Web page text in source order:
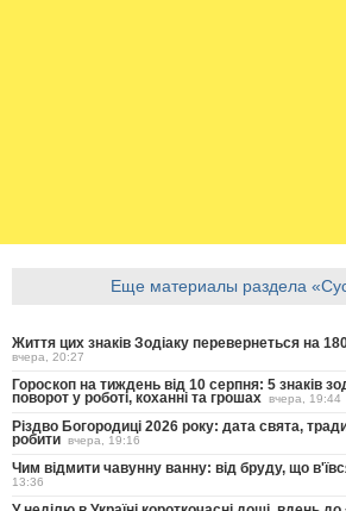
Еще материалы раздела
Життя цих знаків Зодіаку перевернеться на
вчера, 20:27
Гороскоп на тиждень від 10 серпня: 5 знаків
поворот у роботі, коханні та грошах вчера, 19:44
Різдво Богородиці 2026 року: дата свята,
робити вчера, 19:16
Чим відмити чавунну ванну: від бруду, що
13:36